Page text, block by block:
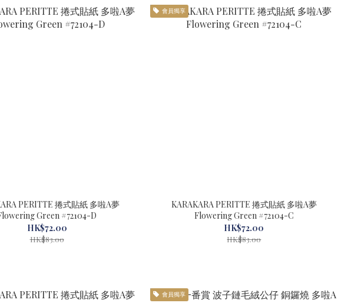
PERITTE 捲式貼紙 多啦A夢
Flowering Green #72104-D
HK$72.00
HK$83.00
會員獨享
KARAKARA PERITTE 捲式貼紙 多啦A夢
Flowering Green #72104-C
HK$72.00
HK$83.00
會員獨享